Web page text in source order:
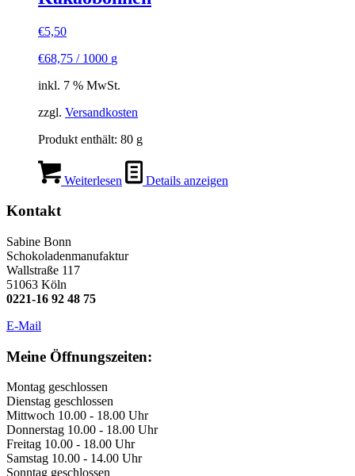
€5,50
€68,75 / 1000 g
inkl. 7 % MwSt.
zzgl. Versandkosten
Produkt enthält: 80 g
Weiterlesen Details anzeigen
Kontakt
Sabine Bonn
Schokoladenmanufaktur
Wallstraße 117
51063 Köln
0221-16 92 48 75
E-Mail
Meine Öffnungszeiten:
Montag geschlossen
Dienstag geschlossen
Mittwoch 10.00 - 18.00 Uhr
Donnerstag 10.00 - 18.00 Uhr
Freitag 10.00 - 18.00 Uhr
Samstag 10.00 - 14.00 Uhr
Sonntag geschlossen